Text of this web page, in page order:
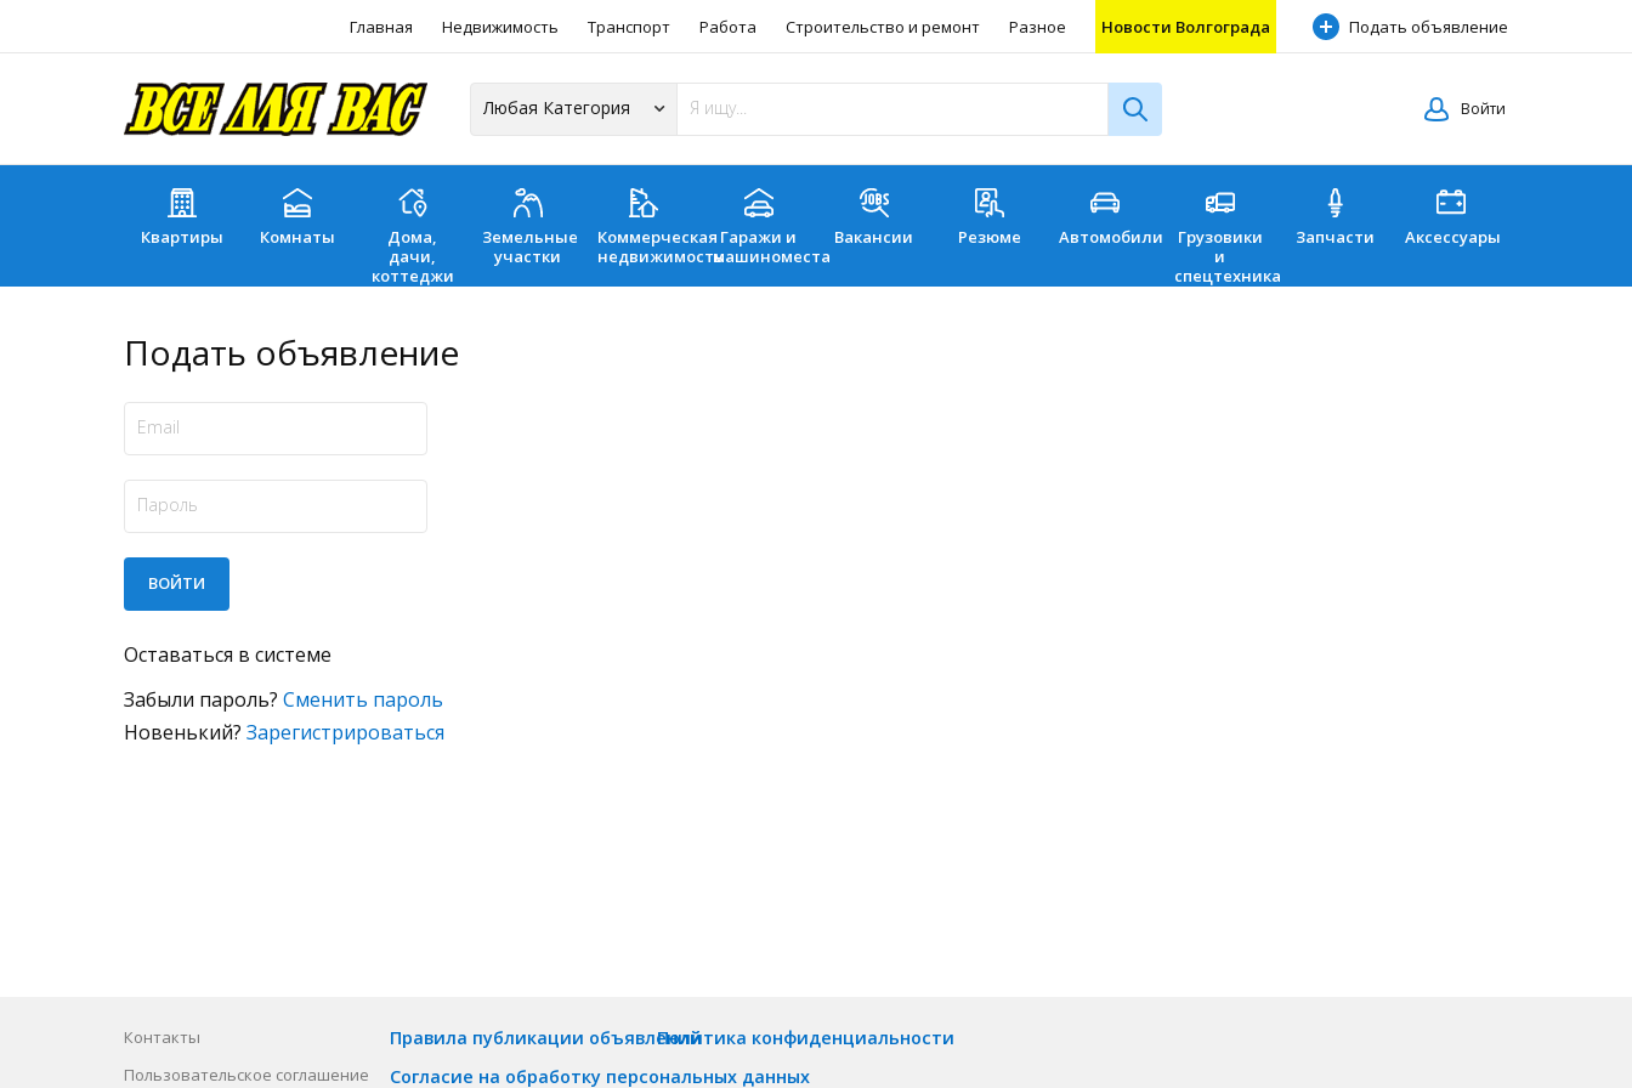
Главная Недвижимость Транспорт Работа Строительство и ремонт Разное Новости Волгограда Подать объявление
Войти
Квартиры Комнаты
Дома,
дачи,
коттеджи
Земельные
участки
Коммерческая
недвижимость
Гаражи и
машиноместа
Вакансии Резюме Автомобили
Грузовики
и
спецтехника
Запчасти Аксессуары
Подать объявление
Оставаться в системе
Забыли пароль? Сменить пароль
Новенький? Зарегистрироваться
Контакты
Пользовательское соглашение
Правила публикации объявлений
Согласие на обработку персональных данных
Политика конфиденциальности